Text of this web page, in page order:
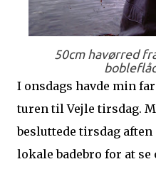
50cm havørred
I onsdags havde min
turen til Vejle tirsdag.
besluttede tirsdag
lokale badebro for at se